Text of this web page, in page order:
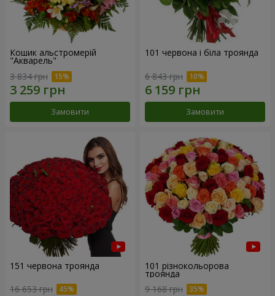
Кошик альстромерій
"Акварель"
3 834 грн
Замовити
101 червона і біла троянда
6 843 грн
Замовити
151 червона троянда
16 653 грн
101 різнокольорова
троянда
9 168 грн